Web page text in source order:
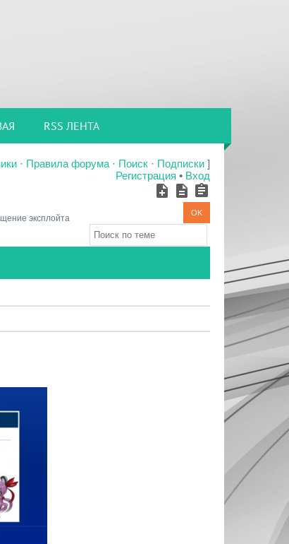
RSS ЛЕНТА
· Правила форума · Поиск · Подписки ]
Регистрация • Вход
эксплойта